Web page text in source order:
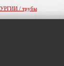
/ трубы